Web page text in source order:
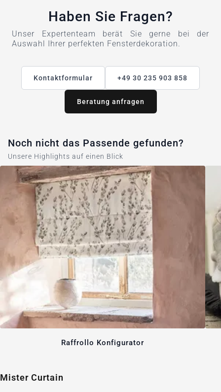
Haben Sie Fragen?
Unser Expertenteam berät Sie gerne bei der
Auswahl Ihrer perfekten Fensterdekoration.
Kontaktformular +49 30 235 903 858
Beratung anfragen
Noch nicht das Passende gefunden?
Unsere Highlights auf einen Blick
Raffrollo Konfigurator
Mister Curtain